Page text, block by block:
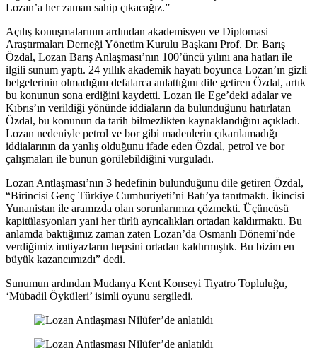
Lozan’a her zaman sahip çıkacağız.”
Açılış konuşmalarının ardından akademisyen ve Diplomasi
Araştırmaları Derneği Yönetim Kurulu Başkanı Prof. Dr. Barış
Özdal, Lozan Barış Anlaşması’nın 100’üncü yılını ana hatları ile
ilgili sunum yaptı. 24 yıllık akademik hayatı boyunca Lozan’ın gizli
belgelerinin olmadığını defalarca anlattığını dile getiren Özdal, artık
bu konunun sona erdiğini kaydetti. Lozan ile Ege’deki adalar ve
Kıbrıs’ın verildiği yönünde iddiaların da bulunduğunu hatırlatan
Özdal, bu konunun da tarih bilmezlikten kaynaklandığını açıkladı.
Lozan nedeniyle petrol ve bor gibi madenlerin çıkarılamadığı
iddialarının da yanlış olduğunu ifade eden Özdal, petrol ve bor
çalışmaları ile bunun görülebildiğini vurguladı.
Lozan Antlaşması’nın 3 hedefinin bulunduğunu dile getiren Özdal,
“Birincisi Genç Türkiye Cumhuriyeti’ni Batı’ya tanıtmaktı. İkincisi
Yunanistan ile aramızda olan sorunlarımızı çözmekti. Üçüncüsü
kapitülasyonları yani her türlü ayrıcalıkları ortadan kaldırmaktı. Bu
anlamda baktığımız zaman zaten Lozan’da Osmanlı Dönemi’nde
verdiğimiz imtiyazların hepsini ortadan kaldırmıştık. Bu bizim en
büyük kazancımızdı” dedi.
Sunumun ardından Mudanya Kent Konseyi Tiyatro Topluluğu,
‘Mübadil Öyküleri’ isimli oyunu sergiledi.